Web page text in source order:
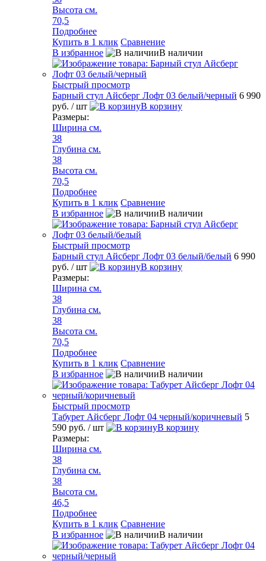
Высота см.
70,5
Подробнее
Купить в 1 клик Сравнение
В избранное
В наличии
Быстрый просмотр
Барный стул Айсберг Лофт 03 белый/черный 6 990
руб. / шт
В корзину
Размеры:
Ширина см.
38
Глубина см.
38
Высота см.
70,5
Подробнее
Купить в 1 клик Сравнение
В избранное
В наличии
Быстрый просмотр
Барный стул Айсберг Лофт 03 белый/белый 6 990
руб. / шт
В корзину
Размеры:
Ширина см.
38
Глубина см.
38
Высота см.
70,5
Подробнее
Купить в 1 клик Сравнение
В избранное
В наличии
Быстрый просмотр
Табурет Айсберг Лофт 04 черный/коричневый 5
590 руб. / шт
В корзину
Размеры:
Ширина см.
38
Глубина см.
38
Высота см.
46,5
Подробнее
Купить в 1 клик Сравнение
В избранное
В наличии